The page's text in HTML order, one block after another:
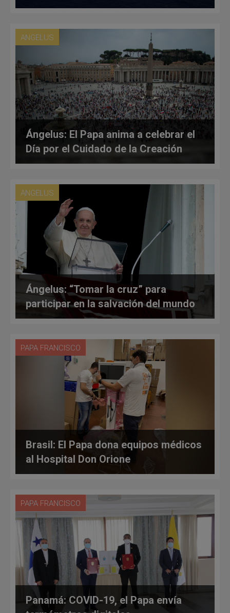
ANGELUS
Ángelus: El Papa anima a celebrar el
Día por el Cuidado de la Creación
ANGELUS
Ángelus: “Tomar la cruz” para
participar en la salvación del mundo
PAPA FRANCISCO
Brasil: El Papa dona equipos médicos
al Hospital Don Orione
PAPA FRANCISCO
Panamá: COVID-19, el Papa envía